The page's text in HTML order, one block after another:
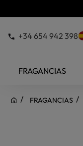
+34 654 942 398
FRAGANCIAS
FRAGANCIAS